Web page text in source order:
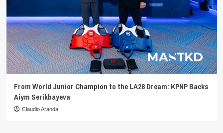
From World Junior Champion to the LA28 Dream: KPNP Backs
Aiym Serikbayeva
Claudio Aranda